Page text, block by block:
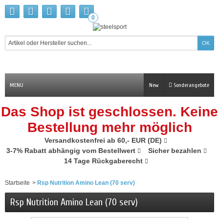
0
MENU Sonderangebote
New
Das Shop ist geschlossen. Keine
Bestellung mehr möglich
Versandkostenfrei ab 60,- EUR (DE)
3-7% Rabatt abhängig vom Bestellwert
Sicher bezahlen
14 Tage Rückgaberecht
Startseite > Rsp Nutrition Amino Lean (70 serv)
Rsp Nutrition Amino Lean (70 serv)